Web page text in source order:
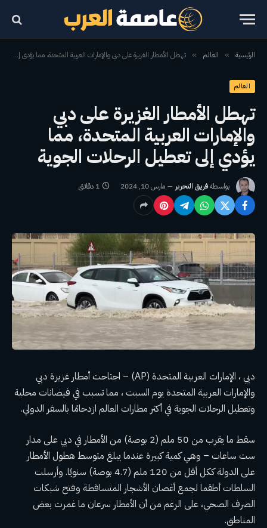
الرئيسية » العالم » تهطل الأمطار الغزيرة على دبي والإمارات العربية المتحدة، مما يؤدي إلى تعطيل الرحلات الجوية
العالم
تهطل الأمطار الغزيرة على دبي
والإمارات العربية المتحدة، مما
يؤدي إلى تعطيل الرحلات الجوية
بواسطةفريق التحرير مارس 10, 2024 1 دقائق
دبي ، الإمارات العربية المتحدة (AP) – اجتاحت أمطار غزيرة دبي
والإمارات العربية المتحدة يوم السبت ، مما تسبب في فيضانات محلية
وتعطيل الرحلات الجوية في أكثر مطارات العالم ازدحامًا بالسفر الدولي.
سقط ما يقرب من 50 ملم (2 بوصة) من الأمطار في دبي على مدار
ست ساعات – وهي كمية كبيرة عندما يبلغ متوسط ​​هطول الأمطار
على الدولة ككل أقل من 120 ملم (4.7 بوصة) سنويًا. وأرسلت
السلطات أطقما لجمع أغصان الأشجار المتساقطة وفتح شبكات
الصرف الصحي، على الرغم من أن الأمطار سرعان ما غمرت بعض
المناطق.